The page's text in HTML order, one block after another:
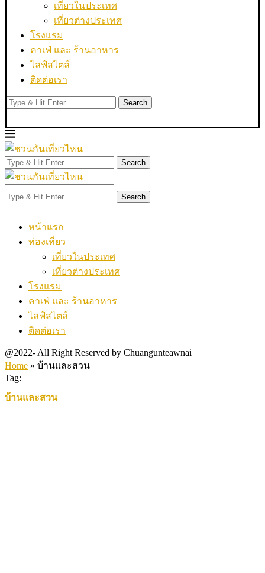
เที่ยวในประเทศ
เที่ยวต่างประเทศ
โรงแรม
คาเฟ่ และ ร้านอาหาร
ไลฟ์สไตล์
ติดต่อเรา
Search
Search
Search
หน้าแรก
ท่องเที่ยว
เที่ยวในประเทศ
เที่ยวต่างประเทศ
โรงแรม
คาเฟ่ และ ร้านอาหาร
ไลฟ์สไตล์
ติดต่อเรา
@2022- All Right Reserved by Chuangunteawnai
Home » บ้านและสวน
Tag:
บ้านและสวน